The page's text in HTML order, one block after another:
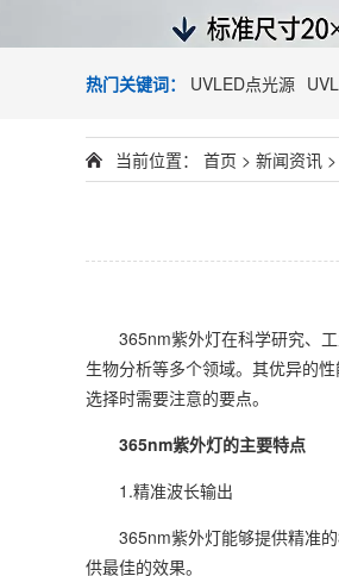
热门关键词： UVLED点光源
当前位置： 首页 > 新闻资讯 >
365nm紫外灯在科学研究、工
生物分析等多个领域。其优异的
选择时需要注意的要点。
365nm紫外灯的主要特点
1.精准波长输出
365nm紫外灯能够提供精准的
供最佳的效果。